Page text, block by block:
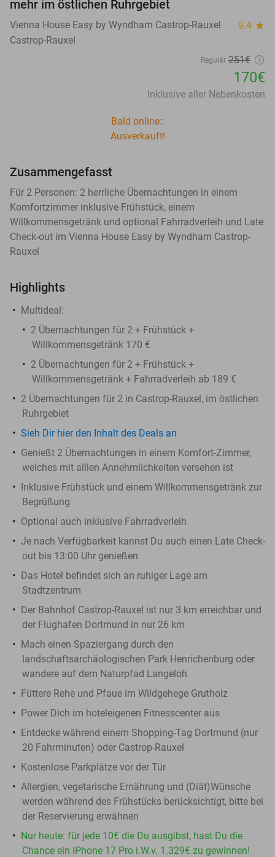
mehr im östlichen Ruhrgebiet
Vienna House Easy by Wyndham Castrop-Rauxel 9.4 star
Castrop-Rauxel
Regulär 251€
170€
Inklusive aller Nebenkosten
Bald online::
Ausverkauft!
Zusammengefasst
Für 2 Personen: 2 herrliche Übernachtungen in einem
Komfortzimmer inklusive Frühstück, einem
Willkommensgetränk und optional Fahrradverleih und Late
Check-out im Vienna House Easy by Wyndham Castrop-
Rauxel
Highlights
Multideal:
2 Übernachtungen für 2 + Frühstück +
Willkommensgetränk 170 €
2 Übernachtungen für 2 + Frühstück +
Willkommensgetränk + Fahrradverleih ab 189 €
2 Übernachtungen für 2 in Castrop-Rauxel, im östlichen
Ruhrgebiet
Sieh Dir hier den Inhalt des Deals an
Genießt 2 Übernachtungen in einem Komfort-Zimmer,
welches mit alllen Annehmlichkeiten versehen ist
Inklusive Frühstück und einem Willkommensgetränk zur
Begrüßung
Optional auch inklusive Fahrradverleih
Je nach Verfügbarkeit kannst Du auch einen Late Check-
out bis 13:00 Uhr genießen
Das Hotel befindet sich an ruhiger Lage am
Stadtzentrum
Der Bahnhof Castrop-Rauxel ist nur 3 km erreichbar und
der Flughafen Dortmund in nur 26 km
Mach einen Spaziergang durch den
landschaftsarchäologischen Park Henrichenburg oder
wandere auf dem Naturpfad Langeloh
Füttere Rehe und Pfaue im Wildgehege Grutholz
Power Dich im hoteleigenen Fitnesscenter aus
Entdecke während einem Shopping-Tag Dortmund (nur
20 Fahrminuten) oder Castrop-Rauxel
Kostenlose Parkplätze vor der Tür
Allergien, vegetarische Ernährung und (Diät)Wünsche
werden während des Frühstücks berücksichtigt, bitte bei
der Reservierung erwähnen
Nur heute: für jede 10€ die Du ausgibst, hast Du die
Chance ein iPhone 17 Pro i.W.v. 1.329€ zu gewinnen!